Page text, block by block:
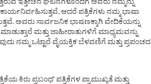
ಆದರೆ ಪತ್ರಿಕೆಗಳು ನಮ್ಮ ಭಾಷಾ
ಅವರು ಸಾರ್ವಜನಿಕ ಭಾಷಣಕ್ಕಾಗಿ ವೇದಿಕೆಯನ್ನು
ಮತ್ತು ಜಾಹೀರಾತುಗಳಿಗೆ ಮಾಧ್ಯಮವನ್ನು
ನಮ್ಮ ಒಟ್ಟಾರೆ ವೈಯಕ್ತಿಕ ಬೆಳವಣಿಗೆ ಮತ್ತು ಪ್ರಪಂಚದ
ಕಿರು ಪ್ರಬಂಧ' ಪತ್ರಿಕೆಗಳ ಪ್ರಾಮುಖ್ಯತೆ ಮತ್ತು